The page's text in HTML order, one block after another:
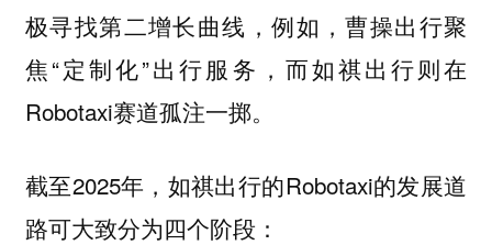
极寻找第二增长曲线，例如，曹操出行聚
焦“定制化”出行服务，而如祺出行则在
Robotaxi赛道孤注一掷。
截至2025年，如祺出行的Robotaxi的发展道
路可大致分为四个阶段：